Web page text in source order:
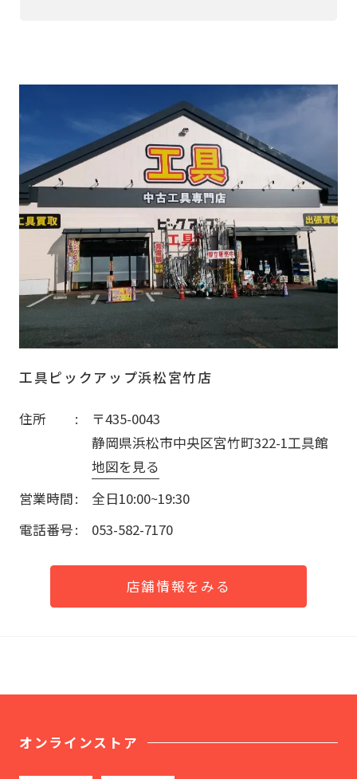
工具ピックアップ浜松宮竹店
住所
〒435-0043
静岡県浜松市中央区宮竹町322-1工具館
地図を見る
営業時間
全日10:00~19:30
電話番号
053-582-7170
店舗情報をみる
オンラインストア